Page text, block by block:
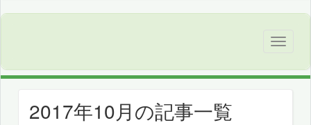
2017年10月の記事一覧